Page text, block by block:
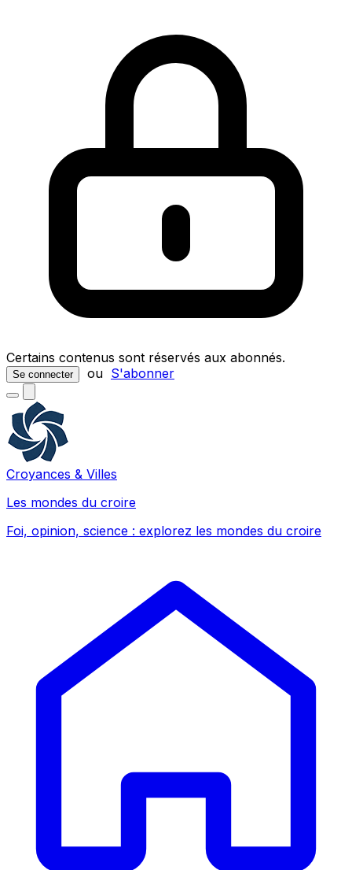
Certains contenus sont réservés aux abonnés.
Se connecter ou S'abonner
Croyances & Villes
Les mondes du croire
Foi, opinion, science : explorez les mondes du croire